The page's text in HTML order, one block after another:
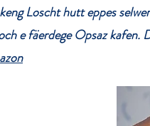
Loscht hutt eppes
e fäerdege Opsaz kafen.